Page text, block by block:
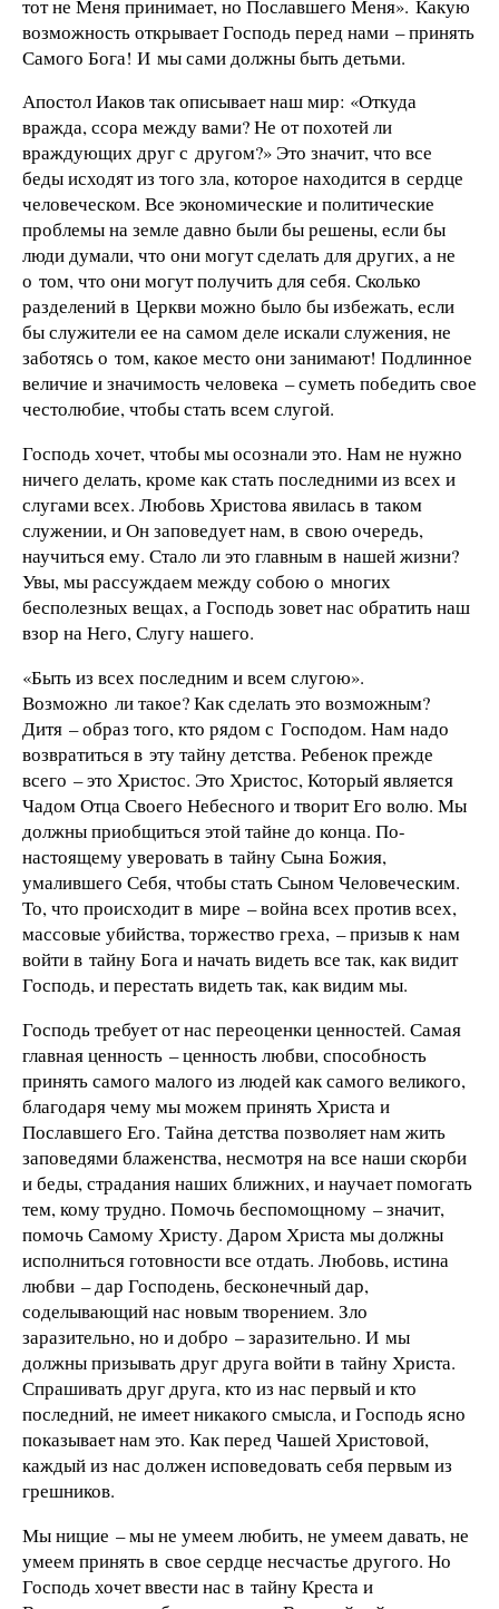
тот не Меня принимает, но Пославшего Меня». Какую
возможность открывает Господь перед нами – принять
Самого Бога! И мы сами должны быть детьми.
Апостол Иаков так описывает наш мир: «Откуда
вражда, ссора между вами? Не от похотей ли
враждующих друг с другом?» Это значит, что все
беды исходят из того зла, которое находится в сердце
человеческом. Все экономические и политические
проблемы на земле давно были бы решены, если бы
люди думали, что они могут сделать для других, а не
о том, что они могут получить для себя. Сколько
разделений в Церкви можно было бы избежать, если
бы служители ее на самом деле искали служения, не
заботясь о том, какое место они занимают! Подлинное
величие и значимость человека – суметь победить свое
честолюбие, чтобы стать всем слугой.
Господь хочет, чтобы мы осознали это. Нам не нужно
ничего делать, кроме как стать последними из всех и
слугами всех. Любовь Христова явилась в таком
служении, и Он заповедует нам, в свою очередь,
научиться ему. Стало ли это главным в нашей жизни?
Увы, мы рассуждаем между собою о многих
бесполезных вещах, а Господь зовет нас обратить наш
взор на Него, Слугу нашего.
«Быть из всех последним и всем слугою».
Возможно ли такое? Как сделать это возможным?
Дитя – образ того, кто рядом с Господом. Нам надо
возвратиться в эту тайну детства. Ребенок прежде
всего – это Христос. Это Христос, Который является
Чадом Отца Своего Небесного и творит Его волю. Мы
должны приобщиться этой тайне до конца. По-
настоящему уверовать в тайну Сына Божия,
умалившего Себя, чтобы стать Сыном Человеческим.
То, что происходит в мире – война всех против всех,
массовые убийства, торжество греха, – призыв к нам
войти в тайну Бога и начать видеть все так, как видит
Господь, и перестать видеть так, как видим мы.
Господь требует от нас переоценки ценностей. Самая
главная ценность – ценность любви, способность
принять самого малого из людей как самого великого,
благодаря чему мы можем принять Христа и
Пославшего Его. Тайна детства позволяет нам жить
заповедями блаженства, несмотря на все наши скорби
и беды, страдания наших ближних, и научает помогать
тем, кому трудно. Помочь беспомощному – значит,
помочь Самому Христу. Даром Христа мы должны
исполниться готовности все отдать. Любовь, истина
любви – дар Господень, бесконечный дар,
соделывающий нас новым творением. Зло
заразительно, но и добро – заразительно. И мы
должны призывать друг друга войти в тайну Христа.
Спрашивать друг друга, кто из нас первый и кто
последний, не имеет никакого смысла, и Господь ясно
показывает нам это. Как перед Чашей Христовой,
каждый из нас должен исповедовать себя первым из
грешников.
Мы нищие – мы не умеем любить, не умеем давать, не
умеем принять в свое сердце несчастье другого. Но
Господь хочет ввести нас в тайну Креста и